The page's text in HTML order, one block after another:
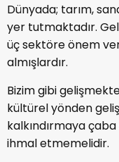
Dünyada; tarım,
yer tutmaktadır.
üç sektöre önem
almışlardır.
Bizim gibi
kültürel yönden
kalkındırmaya
ihmal etmemelidir.